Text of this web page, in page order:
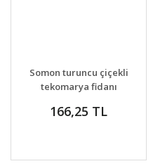
Somon turuncu çiçekli
tekomarya fidanı
166,25 TL